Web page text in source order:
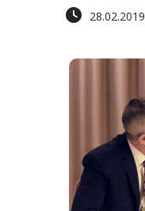
28.02.2019